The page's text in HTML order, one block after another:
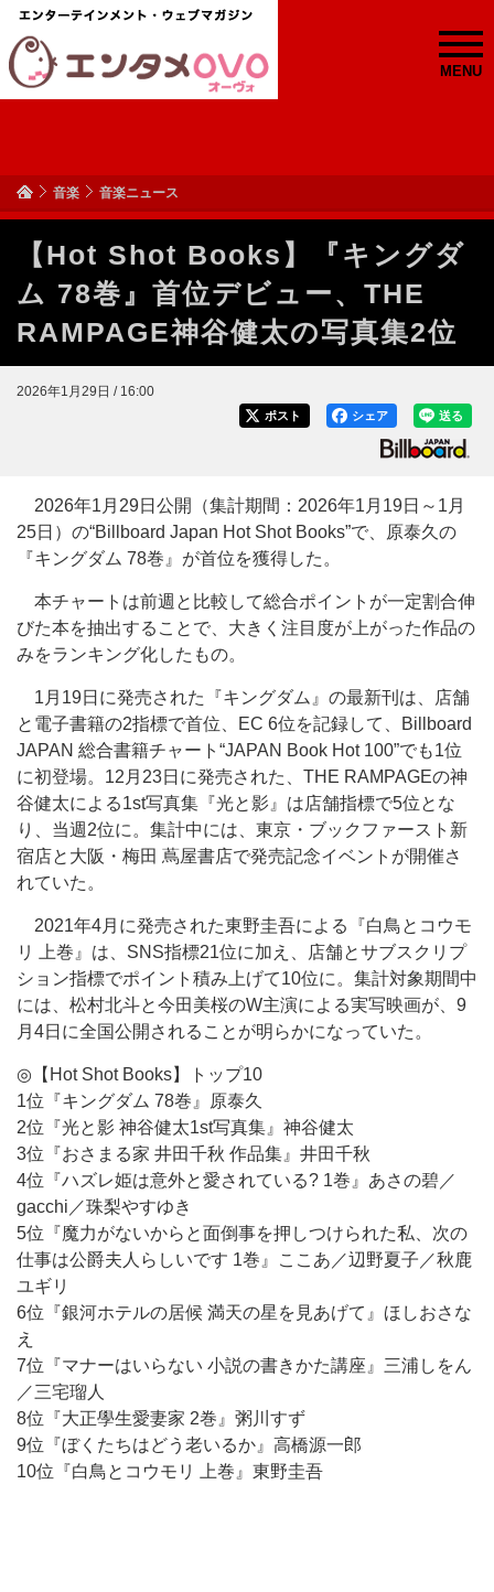
MENU
音楽 音楽ニュース
【Hot Shot Books】『キングダ
ム 78巻』首位デビュー、THE
RAMPAGE神谷健太の写真集2位
2026年1月29日 / 16:00
送る
シェア
ポスト
2026年1月29日公開（集計期間：2026年1月19日～1月
25日）の“Billboard Japan Hot Shot Books”で、原泰久の
『キングダム 78巻』が首位を獲得した。
本チャートは前週と比較して総合ポイントが一定割合伸
びた本を抽出することで、大きく注目度が上がった作品の
みをランキング化したもの。
1月19日に発売された『キングダム』の最新刊は、店舗
と電子書籍の2指標で首位、EC 6位を記録して、Billboard
JAPAN 総合書籍チャート“JAPAN Book Hot 100”でも1位
に初登場。12月23日に発売された、THE RAMPAGEの神
谷健太による1st写真集『光と影』は店舗指標で5位とな
り、当週2位に。集計中には、東京・ブックファースト新
宿店と大阪・梅田 蔦屋書店で発売記念イベントが開催さ
れていた。
2021年4月に発売された東野圭吾による『白鳥とコウモ
リ 上巻』は、SNS指標21位に加え、店舗とサブスクリプ
ション指標でポイント積み上げて10位に。集計対象期間中
には、松村北斗と今田美桜のW主演による実写映画が、9
月4日に全国公開されることが明らかになっていた。
◎【Hot Shot Books】トップ10
1位『キングダム 78巻』原泰久
2位『光と影 神谷健太1st写真集』神谷健太
3位『おさまる家 井田千秋 作品集』井田千秋
4位『ハズレ姫は意外と愛されている? 1巻』あさの碧／
gacchi／珠梨やすゆき
5位『魔力がないからと面倒事を押しつけられた私、次の
仕事は公爵夫人らしいです 1巻』ここあ／辺野夏子／秋鹿
ユギリ
6位『銀河ホテルの居候 満天の星を見あげて』ほしおさな
え
7位『マナーはいらない 小説の書きかた講座』三浦しをん
／三宅瑠人
8位『大正學生愛妻家 2巻』粥川すず
9位『ぼくたちはどう老いるか』高橋源一郎
10位『白鳥とコウモリ 上巻』東野圭吾